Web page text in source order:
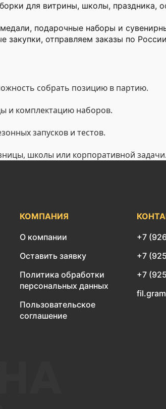
для витрины, школы, праздника,
подарочные наборы и
закупки, отправляем заказы по
собрать позицию в партию.
и комплектацию наборов.
запусков и тестов.
школы или корпоративной задачи.
КОМПАНИЯ
О компании
Оставить заявку
Политика обработки
персональных данных
Пользовательское
соглашение
+7
+7
+7